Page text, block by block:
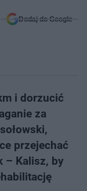
Dodaj do Google
i dorzucić
za
przejechać
– Kalisz, by